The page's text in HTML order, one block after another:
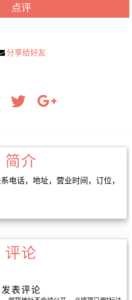
点评
分享给好友
简介
电话，地址，营业时间，订位，
评论
发表评论